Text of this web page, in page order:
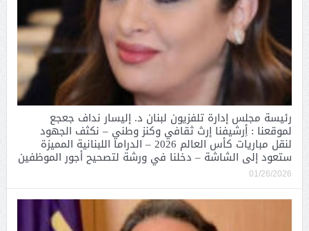
رئيسة مجلس إدارة تلفزيون لبنان د. إليسار نداف جعجع
لموقعنا : أِرشيفنا إرث ثقافي وكنز وطني – نكثف الجهود
لنقل مباريات كأس العالم 2026 – الدراما اللبنانية المميزة
ستعود إلى الشاشة – دخلنا في ورشة لتصحيح أجور الموظفين
01/26/2026